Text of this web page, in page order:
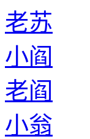
老苏
小阎
老阎
小翁